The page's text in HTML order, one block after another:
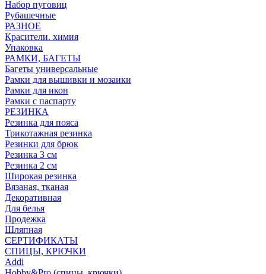
Набор пуговиц
Рубашечные
РАЗНОЕ
Красители. химия
Упаковка
РАМКИ, БАГЕТЫ
Багеты универсальные
Рамки для вышивки и мозаики
Рамки для икон
Рамки с паспарту
РЕЗИНКА
Резинка для пояса
Трикотажная резинка
Резинки для брюк
Резинка 3 см
Резинка 2 см
Широкая резинка
Вязаная, тканая
Декоративная
Для белья
Продежка
Шляпная
СЕРТИФИКАТЫ
СПИЦЫ, КРЮЧКИ
Addi